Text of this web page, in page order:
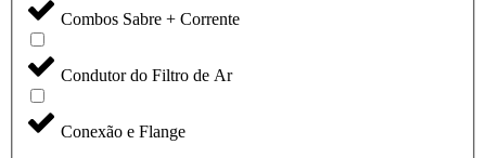
Combos Sabre + Corrente
Condutor do Filtro de Ar
Conexão e Flange